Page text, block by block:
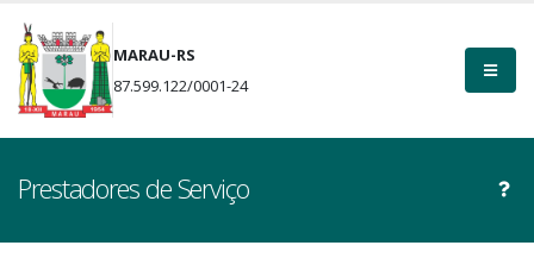
MARAU-RS
87.599.122/0001-24
Prestadores de Serviço